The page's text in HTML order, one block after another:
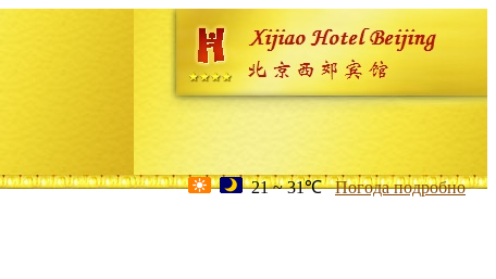
21 ~ 31℃ Погода подробно